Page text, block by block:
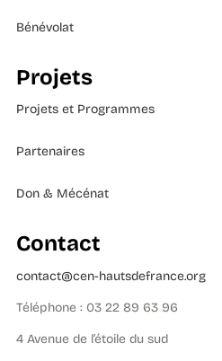
Bénévolat
Projets
Projets et Programmes
Partenaires
Don & Mécénat
Contact
contact@cen-hautsdefrance.org
Téléphone : 03 22 89 63 96
4 Avenue de l’étoile du sud